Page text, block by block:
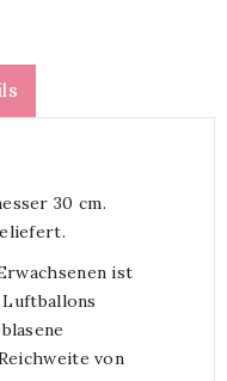
30 cm.
ist
von